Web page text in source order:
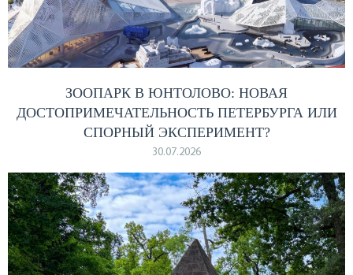
ЗООПАРК В ЮНТОЛОВО: НОВАЯ
ДОСТОПРИМЕЧАТЕЛЬНОСТЬ ПЕТЕРБУРГА ИЛИ
СПОРНЫЙ ЭКСПЕРИМЕНТ?
30.07.2026